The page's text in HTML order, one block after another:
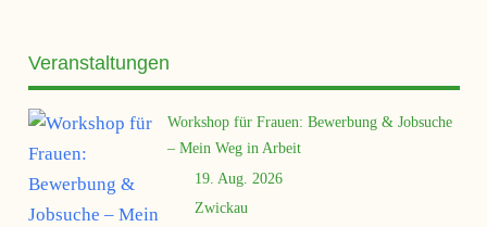
Veranstaltungen
Workshop für Frauen: Bewerbung & Jobsuche
– Mein Weg in Arbeit
19. Aug. 2026
Zwickau